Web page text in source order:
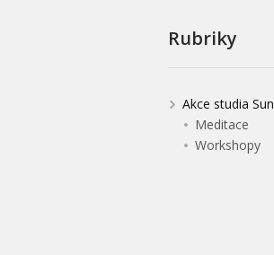
Rubriky
Akce studia Sun
Meditace
Workshopy